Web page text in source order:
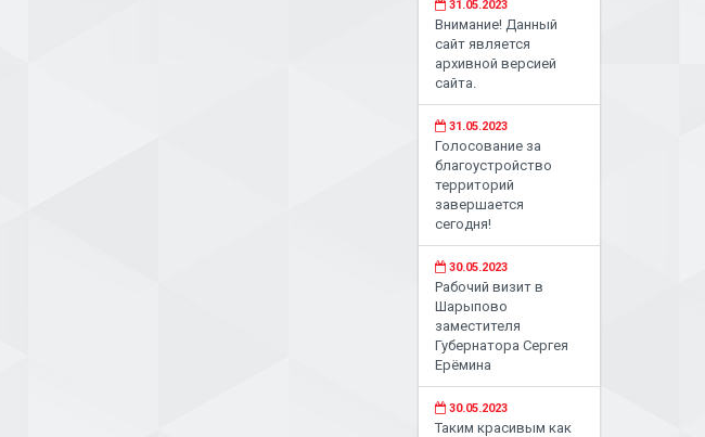
31.05.2023
Внимание! Данный
сайт является
архивной версией
сайта.
31.05.2023
Голосование за
благоустройство
территорий
завершается
сегодня!
30.05.2023
Рабочий визит в
Шарыпово
заместителя
Губернатора Сергея
Ерёмина
30.05.2023
Таким красивым как